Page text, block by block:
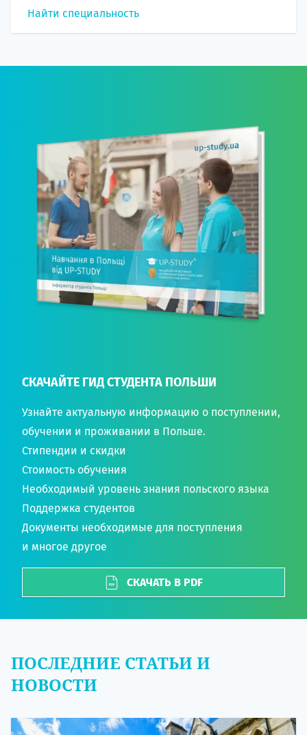
Найти специальность
СКАЧАЙТЕ ГИД СТУДЕНТА ПОЛЬШИ
Узнайте актуальную информацию о поступлении,
обучении и проживании в Польше.
Стипендии и скидки
Стоимость обучения
Необходимый уровень знания польского языка
Поддержка студентов
Документы необходимые для поступления
и многое другое
СКАЧАТЬ В PDF
ПОСЛЕДНИЕ СТАТЬИ И
НОВОСТИ